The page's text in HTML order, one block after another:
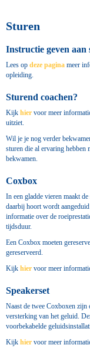
Sturen
Instructie geven
Lees op deze pagina meer
opleiding.
Sturend coachen?
Kijk hier voor meer
uitziet.
Wil je je nog verder
sturen die al ervaring hebben
bekwamen.
Coxbox
In een gladde vieren maakt
daarbij hoort wordt
informatie over de
tijdsduur.
Een Coxbox moeten
gereserveerd.
Kijk hier voor meer
Speakerset
Naast de twee Coxboxen zijn
versterking van het geluid.
voorbekabelde
Kijk hier voor meer